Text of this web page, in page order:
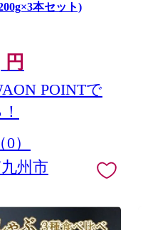
本セット)
円
POINTで
（0）
州市